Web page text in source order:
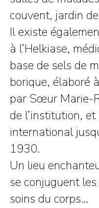
couvent, jardin
Il existe
à l’Helkiase,
base de sels de
borique, élaboré
par Sœur Marie-
de l’institution,
international
1930.
Un lieu
se conjuguent
soins du corps…